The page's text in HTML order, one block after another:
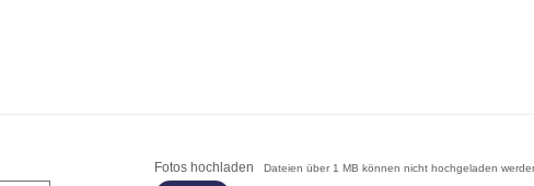
Fotos hochladen Dateien über 1 MB können nicht hochgeladen